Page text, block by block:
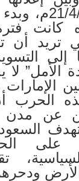
الحزم” 21/4/
فترة
تريد أن
إلى
الأمل”
الحرب
عن